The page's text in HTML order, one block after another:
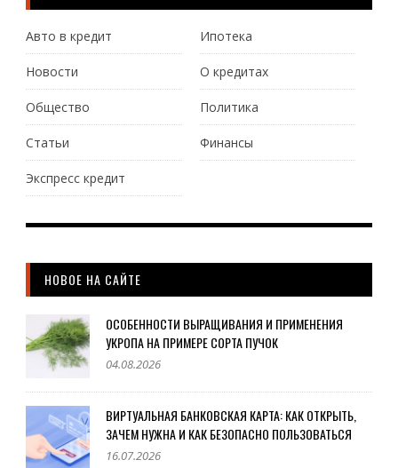
Авто в кредит Ипотека
Новости О кредитах
Общество Политика
Статьи Финансы
Экспресс кредит
НОВОЕ НА САЙТЕ
ОСОБЕННОСТИ ВЫРАЩИВАНИЯ И ПРИМЕНЕНИЯ
УКРОПА НА ПРИМЕРЕ СОРТА ПУЧОК
04.08.2026
ВИРТУАЛЬНАЯ БАНКОВСКАЯ КАРТА: КАК ОТКРЫТЬ,
ЗАЧЕМ НУЖНА И КАК БЕЗОПАСНО ПОЛЬЗОВАТЬСЯ
16.07.2026